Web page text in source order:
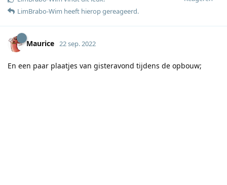
LimBrabo-Wim heeft hierop gereageerd.
Maurice 22 sep. 2022
En een paar plaatjes van gisteravond tijdens de opbouw;